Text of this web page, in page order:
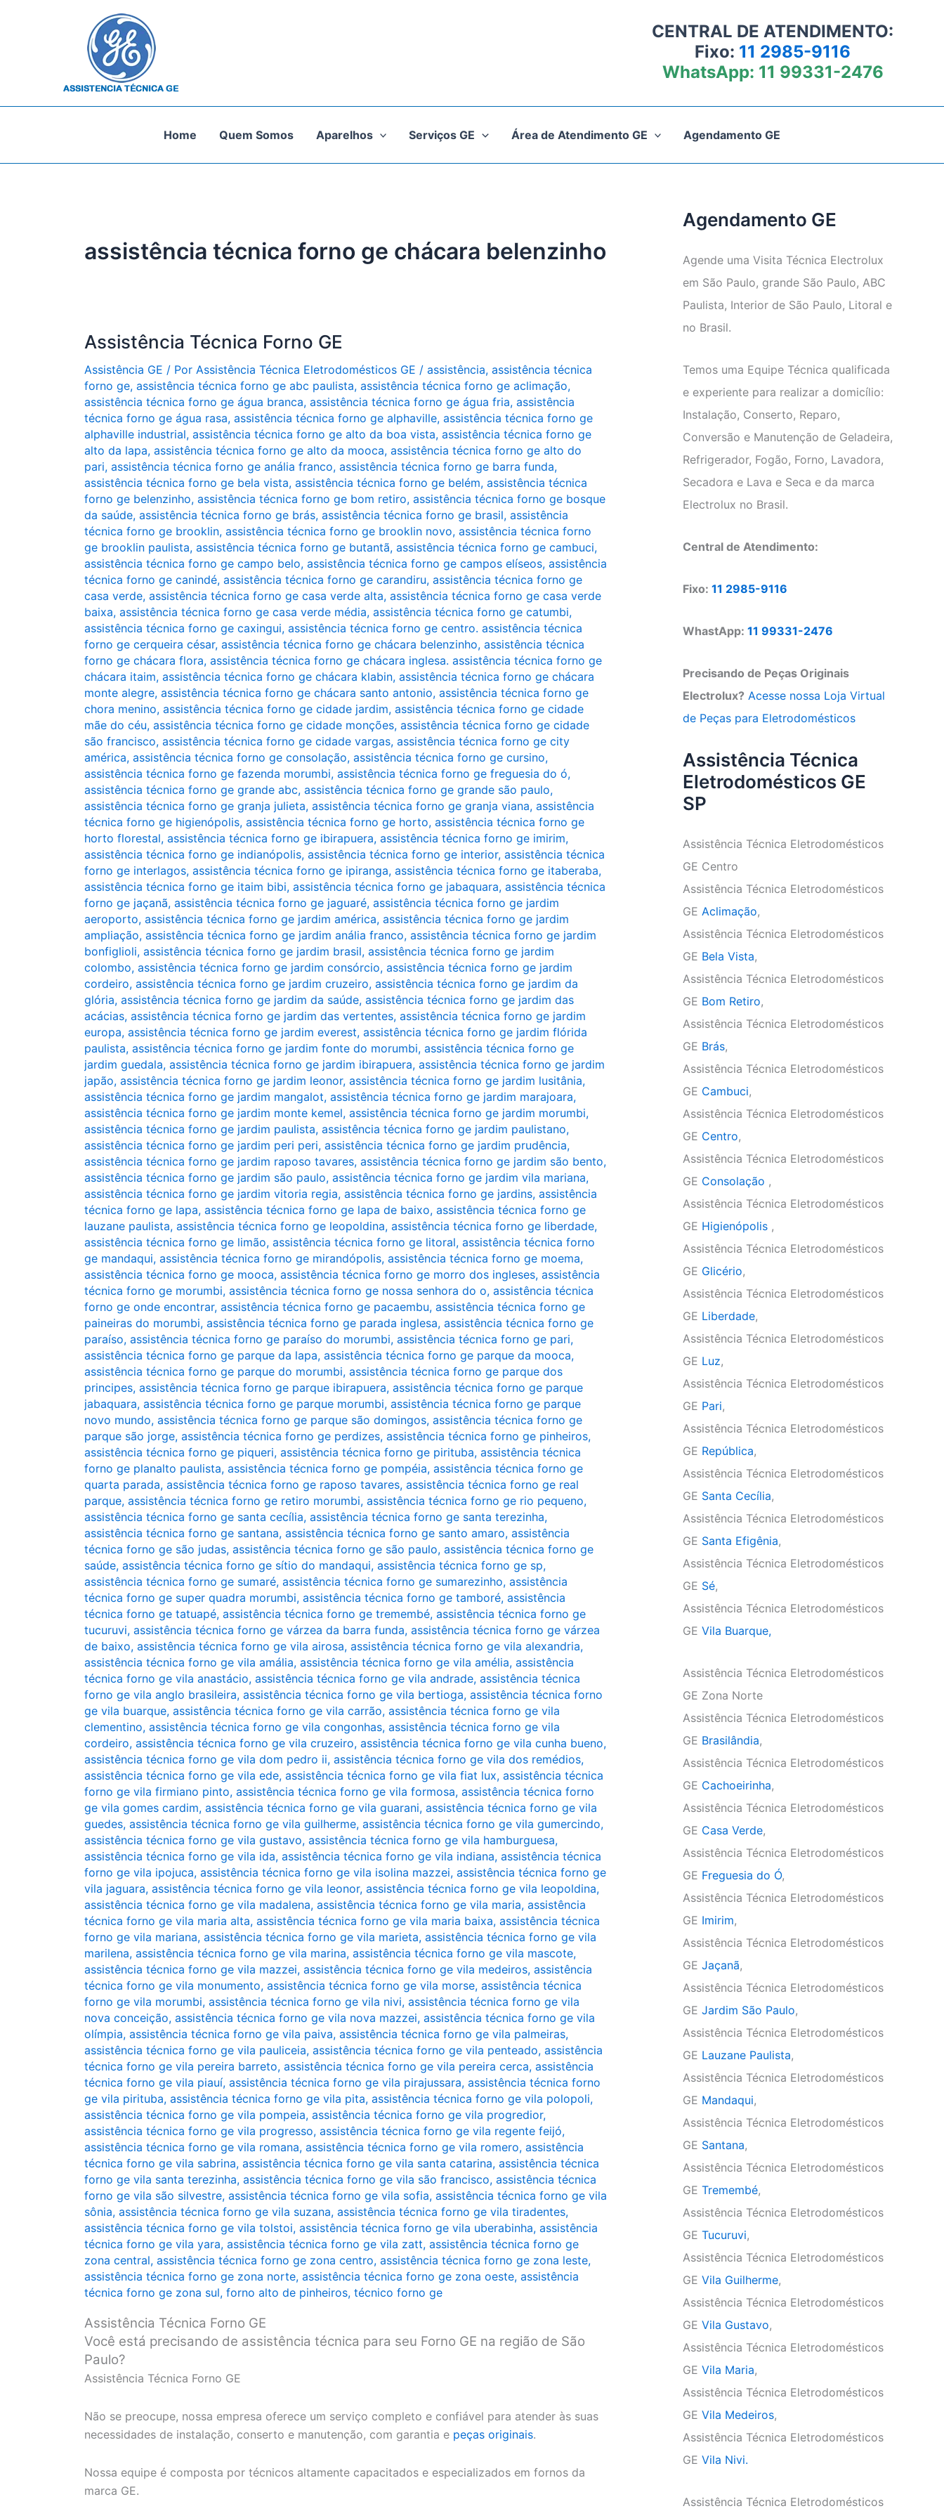
CENTRAL DE ATENDIMENTO:
Fixo: 11 2985-9116
WhatsApp: 11 99331-2476
Home Quem Somos Aparelhos Serviços GE Área de Atendimento GE Agendamento GE
assistência técnica forno ge chácara belenzinho
Assistência Técnica Forno GE
Assistência GE / Por Assistência Técnica Eletrodomésticos GE / assistência, assistência técnica
forno ge, assistência técnica forno ge abc paulista, assistência técnica forno ge aclimação,
assistência técnica forno ge água branca, assistência técnica forno ge água fria, assistência
técnica forno ge água rasa, assistência técnica forno ge alphaville, assistência técnica forno ge
alphaville industrial, assistência técnica forno ge alto da boa vista, assistência técnica forno ge
alto da lapa, assistência técnica forno ge alto da mooca, assistência técnica forno ge alto do
pari, assistência técnica forno ge anália franco, assistência técnica forno ge barra funda,
assistência técnica forno ge bela vista, assistência técnica forno ge belém, assistência técnica
forno ge belenzinho, assistência técnica forno ge bom retiro, assistência técnica forno ge bosque
da saúde, assistência técnica forno ge brás, assistência técnica forno ge brasil, assistência
técnica forno ge brooklin, assistência técnica forno ge brooklin novo, assistência técnica forno
ge brooklin paulista, assistência técnica forno ge butantã, assistência técnica forno ge cambuci,
assistência técnica forno ge campo belo, assistência técnica forno ge campos elíseos, assistência
técnica forno ge canindé, assistência técnica forno ge carandiru, assistência técnica forno ge
casa verde, assistência técnica forno ge casa verde alta, assistência técnica forno ge casa verde
baixa, assistência técnica forno ge casa verde média, assistência técnica forno ge catumbi,
assistência técnica forno ge caxingui, assistência técnica forno ge centro. assistência técnica
forno ge cerqueira césar, assistência técnica forno ge chácara belenzinho, assistência técnica
forno ge chácara flora, assistência técnica forno ge chácara inglesa. assistência técnica forno ge
chácara itaim, assistência técnica forno ge chácara klabin, assistência técnica forno ge chácara
monte alegre, assistência técnica forno ge chácara santo antonio, assistência técnica forno ge
chora menino, assistência técnica forno ge cidade jardim, assistência técnica forno ge cidade
mãe do céu, assistência técnica forno ge cidade monções, assistência técnica forno ge cidade
são francisco, assistência técnica forno ge cidade vargas, assistência técnica forno ge city
américa, assistência técnica forno ge consolação, assistência técnica forno ge cursino,
assistência técnica forno ge fazenda morumbi, assistência técnica forno ge freguesia do ó,
assistência técnica forno ge grande abc, assistência técnica forno ge grande são paulo,
assistência técnica forno ge granja julieta, assistência técnica forno ge granja viana, assistência
técnica forno ge higienópolis, assistência técnica forno ge horto, assistência técnica forno ge
horto florestal, assistência técnica forno ge ibirapuera, assistência técnica forno ge imirim,
assistência técnica forno ge indianópolis, assistência técnica forno ge interior, assistência técnica
forno ge interlagos, assistência técnica forno ge ipiranga, assistência técnica forno ge itaberaba,
assistência técnica forno ge itaim bibi, assistência técnica forno ge jabaquara, assistência técnica
forno ge jaçanã, assistência técnica forno ge jaguaré, assistência técnica forno ge jardim
aeroporto, assistência técnica forno ge jardim américa, assistência técnica forno ge jardim
ampliação, assistência técnica forno ge jardim anália franco, assistência técnica forno ge jardim
bonfiglioli, assistência técnica forno ge jardim brasil, assistência técnica forno ge jardim
colombo, assistência técnica forno ge jardim consórcio, assistência técnica forno ge jardim
cordeiro, assistência técnica forno ge jardim cruzeiro, assistência técnica forno ge jardim da
glória, assistência técnica forno ge jardim da saúde, assistência técnica forno ge jardim das
acácias, assistência técnica forno ge jardim das vertentes, assistência técnica forno ge jardim
europa, assistência técnica forno ge jardim everest, assistência técnica forno ge jardim flórida
paulista, assistência técnica forno ge jardim fonte do morumbi, assistência técnica forno ge
jardim guedala, assistência técnica forno ge jardim ibirapuera, assistência técnica forno ge jardim
japão, assistência técnica forno ge jardim leonor, assistência técnica forno ge jardim lusitânia,
assistência técnica forno ge jardim mangalot, assistência técnica forno ge jardim marajoara,
assistência técnica forno ge jardim monte kemel, assistência técnica forno ge jardim morumbi,
assistência técnica forno ge jardim paulista, assistência técnica forno ge jardim paulistano,
assistência técnica forno ge jardim peri peri, assistência técnica forno ge jardim prudência,
assistência técnica forno ge jardim raposo tavares, assistência técnica forno ge jardim são bento,
assistência técnica forno ge jardim são paulo, assistência técnica forno ge jardim vila mariana,
assistência técnica forno ge jardim vitoria regia, assistência técnica forno ge jardins, assistência
técnica forno ge lapa, assistência técnica forno ge lapa de baixo, assistência técnica forno ge
lauzane paulista, assistência técnica forno ge leopoldina, assistência técnica forno ge liberdade,
assistência técnica forno ge limão, assistência técnica forno ge litoral, assistência técnica forno
ge mandaqui, assistência técnica forno ge mirandópolis, assistência técnica forno ge moema,
assistência técnica forno ge mooca, assistência técnica forno ge morro dos ingleses, assistência
técnica forno ge morumbi, assistência técnica forno ge nossa senhora do o, assistência técnica
forno ge onde encontrar, assistência técnica forno ge pacaembu, assistência técnica forno ge
paineiras do morumbi, assistência técnica forno ge parada inglesa, assistência técnica forno ge
paraíso, assistência técnica forno ge paraíso do morumbi, assistência técnica forno ge pari,
assistência técnica forno ge parque da lapa, assistência técnica forno ge parque da mooca,
assistência técnica forno ge parque do morumbi, assistência técnica forno ge parque dos
principes, assistência técnica forno ge parque ibirapuera, assistência técnica forno ge parque
jabaquara, assistência técnica forno ge parque morumbi, assistência técnica forno ge parque
novo mundo, assistência técnica forno ge parque são domingos, assistência técnica forno ge
parque são jorge, assistência técnica forno ge perdizes, assistência técnica forno ge pinheiros,
assistência técnica forno ge piqueri, assistência técnica forno ge pirituba, assistência técnica
forno ge planalto paulista, assistência técnica forno ge pompéia, assistência técnica forno ge
quarta parada, assistência técnica forno ge raposo tavares, assistência técnica forno ge real
parque, assistência técnica forno ge retiro morumbi, assistência técnica forno ge rio pequeno,
assistência técnica forno ge santa cecília, assistência técnica forno ge santa terezinha,
assistência técnica forno ge santana, assistência técnica forno ge santo amaro, assistência
técnica forno ge são judas, assistência técnica forno ge são paulo, assistência técnica forno ge
saúde, assistência técnica forno ge sítio do mandaqui, assistência técnica forno ge sp,
assistência técnica forno ge sumaré, assistência técnica forno ge sumarezinho, assistência
técnica forno ge super quadra morumbi, assistência técnica forno ge tamboré, assistência
técnica forno ge tatuapé, assistência técnica forno ge tremembé, assistência técnica forno ge
tucuruvi, assistência técnica forno ge várzea da barra funda, assistência técnica forno ge várzea
de baixo, assistência técnica forno ge vila airosa, assistência técnica forno ge vila alexandria,
assistência técnica forno ge vila amália, assistência técnica forno ge vila amélia, assistência
técnica forno ge vila anastácio, assistência técnica forno ge vila andrade, assistência técnica
forno ge vila anglo brasileira, assistência técnica forno ge vila bertioga, assistência técnica forno
ge vila buarque, assistência técnica forno ge vila carrão, assistência técnica forno ge vila
clementino, assistência técnica forno ge vila congonhas, assistência técnica forno ge vila
cordeiro, assistência técnica forno ge vila cruzeiro, assistência técnica forno ge vila cunha bueno,
assistência técnica forno ge vila dom pedro ii, assistência técnica forno ge vila dos remédios,
assistência técnica forno ge vila ede, assistência técnica forno ge vila fiat lux, assistência técnica
forno ge vila firmiano pinto, assistência técnica forno ge vila formosa, assistência técnica forno
ge vila gomes cardim, assistência técnica forno ge vila guarani, assistência técnica forno ge vila
guedes, assistência técnica forno ge vila guilherme, assistência técnica forno ge vila gumercindo,
assistência técnica forno ge vila gustavo, assistência técnica forno ge vila hamburguesa,
assistência técnica forno ge vila ida, assistência técnica forno ge vila indiana, assistência técnica
forno ge vila ipojuca, assistência técnica forno ge vila isolina mazzei, assistência técnica forno ge
vila jaguara, assistência técnica forno ge vila leonor, assistência técnica forno ge vila leopoldina,
assistência técnica forno ge vila madalena, assistência técnica forno ge vila maria, assistência
técnica forno ge vila maria alta, assistência técnica forno ge vila maria baixa, assistência técnica
forno ge vila mariana, assistência técnica forno ge vila marieta, assistência técnica forno ge vila
marilena, assistência técnica forno ge vila marina, assistência técnica forno ge vila mascote,
assistência técnica forno ge vila mazzei, assistência técnica forno ge vila medeiros, assistência
técnica forno ge vila monumento, assistência técnica forno ge vila morse, assistência técnica
forno ge vila morumbi, assistência técnica forno ge vila nivi, assistência técnica forno ge vila
nova conceição, assistência técnica forno ge vila nova mazzei, assistência técnica forno ge vila
olímpia, assistência técnica forno ge vila paiva, assistência técnica forno ge vila palmeiras,
assistência técnica forno ge vila pauliceia, assistência técnica forno ge vila penteado, assistência
técnica forno ge vila pereira barreto, assistência técnica forno ge vila pereira cerca, assistência
técnica forno ge vila piauí, assistência técnica forno ge vila pirajussara, assistência técnica forno
ge vila pirituba, assistência técnica forno ge vila pita, assistência técnica forno ge vila polopoli,
assistência técnica forno ge vila pompeia, assistência técnica forno ge vila progredior,
assistência técnica forno ge vila progresso, assistência técnica forno ge vila regente feijó,
assistência técnica forno ge vila romana, assistência técnica forno ge vila romero, assistência
técnica forno ge vila sabrina, assistência técnica forno ge vila santa catarina, assistência técnica
forno ge vila santa terezinha, assistência técnica forno ge vila são francisco, assistência técnica
forno ge vila são silvestre, assistência técnica forno ge vila sofia, assistência técnica forno ge vila
sônia, assistência técnica forno ge vila suzana, assistência técnica forno ge vila tiradentes,
assistência técnica forno ge vila tolstoi, assistência técnica forno ge vila uberabinha, assistência
técnica forno ge vila yara, assistência técnica forno ge vila zatt, assistência técnica forno ge
zona central, assistência técnica forno ge zona centro, assistência técnica forno ge zona leste,
assistência técnica forno ge zona norte, assistência técnica forno ge zona oeste, assistência
técnica forno ge zona sul, forno alto de pinheiros, técnico forno ge
Assistência Técnica Forno GE
Você está precisando de assistência técnica para seu Forno GE na região de São
Paulo?
Assistência Técnica Forno GE
Não se preocupe, nossa empresa oferece um serviço completo e confiável para atender às suas
necessidades de instalação, conserto e manutenção, com garantia e peças originais.
Nossa equipe é composta por técnicos altamente capacitados e especializados em fornos da
marca GE.
Agendamento GE
Agende uma Visita Técnica Electrolux
em São Paulo, grande São Paulo, ABC
Paulista, Interior de São Paulo, Litoral e
no Brasil.
Temos uma Equipe Técnica qualificada
e experiente para realizar a domicílio:
Instalação, Conserto, Reparo,
Conversão e Manutenção de Geladeira,
Refrigerador, Fogão, Forno, Lavadora,
Secadora e Lava e Seca e da marca
Electrolux no Brasil.
Central de Atendimento:
Fixo: 11 2985-9116
WhastApp: 11 99331-2476
Precisando de Peças Originais
Electrolux? Acesse nossa Loja Virtual
de Peças para Eletrodomésticos
Assistência Técnica
Eletrodomésticos GE
SP
Assistência Técnica Eletrodomésticos
GE Centro
Assistência Técnica Eletrodomésticos
GE Aclimação,
Assistência Técnica Eletrodomésticos
GE Bela Vista,
Assistência Técnica Eletrodomésticos
GE Bom Retiro,
Assistência Técnica Eletrodomésticos
GE Brás,
Assistência Técnica Eletrodomésticos
GE Cambuci,
Assistência Técnica Eletrodomésticos
GE Centro,
Assistência Técnica Eletrodomésticos
GE Consolação ,
Assistência Técnica Eletrodomésticos
GE Higienópolis ,
Assistência Técnica Eletrodomésticos
GE Glicério,
Assistência Técnica Eletrodomésticos
GE Liberdade,
Assistência Técnica Eletrodomésticos
GE Luz,
Assistência Técnica Eletrodomésticos
GE Pari,
Assistência Técnica Eletrodomésticos
GE República,
Assistência Técnica Eletrodomésticos
GE Santa Cecília,
Assistência Técnica Eletrodomésticos
GE Santa Efigênia,
Assistência Técnica Eletrodomésticos
GE Sé,
Assistência Técnica Eletrodomésticos
GE Vila Buarque,
Assistência Técnica Eletrodomésticos
GE Zona Norte
Assistência Técnica Eletrodomésticos
GE Brasilândia,
Assistência Técnica Eletrodomésticos
GE Cachoeirinha,
Assistência Técnica Eletrodomésticos
GE Casa Verde,
Assistência Técnica Eletrodomésticos
GE Freguesia do Ó,
Assistência Técnica Eletrodomésticos
GE Imirim,
Assistência Técnica Eletrodomésticos
GE Jaçanã,
Assistência Técnica Eletrodomésticos
GE Jardim São Paulo,
Assistência Técnica Eletrodomésticos
GE Lauzane Paulista,
Assistência Técnica Eletrodomésticos
GE Mandaqui,
Assistência Técnica Eletrodomésticos
GE Santana,
Assistência Técnica Eletrodomésticos
GE Tremembé,
Assistência Técnica Eletrodomésticos
GE Tucuruvi,
Assistência Técnica Eletrodomésticos
GE Vila Guilherme,
Assistência Técnica Eletrodomésticos
GE Vila Gustavo,
Assistência Técnica Eletrodomésticos
GE Vila Maria,
Assistência Técnica Eletrodomésticos
GE Vila Medeiros,
Assistência Técnica Eletrodomésticos
GE Vila Nivi.
Assistência Técnica Eletrodomésticos